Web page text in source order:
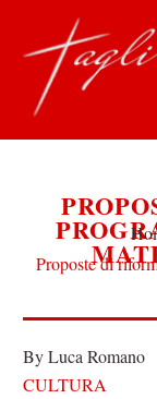
Proposte di
By Luca Romano
CULTURA